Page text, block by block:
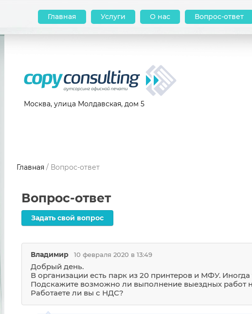
Главная Услуги О нас Вопрос-ответ
Москва, улица Молдавская, дом 5
Главная / Вопрос-ответ
Вопрос-ответ
Задать свой вопрос
Владимир 10 февраля 2020 в 13:49
Добрый день.
В организации есть парк из 20 принтеров и МФУ. Иногда
Подскажите возможно ли выполнение выездных работ
Работаете ли вы с НДС?